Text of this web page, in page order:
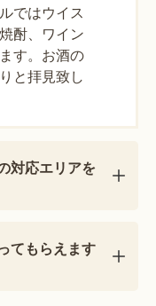
ではウイス
酎、ワイン
す。お酒の
と拝見致し
対応エリアを
てもらえます